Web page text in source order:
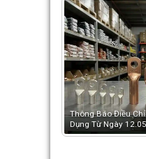
Thông Báo Điều
Dụng Từ Ngày